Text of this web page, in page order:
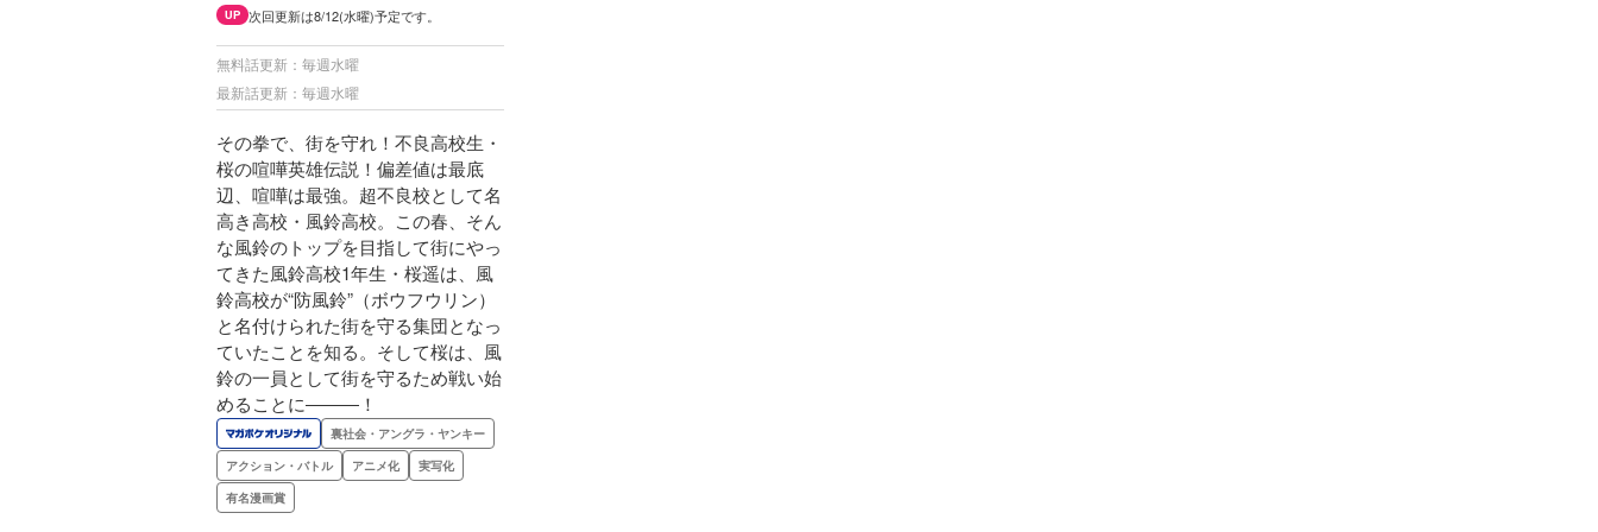
UP 次回更新は8/12(水曜)予定です。
無料話更新：毎週水曜
最新話更新：毎週水曜
その拳で、街を守れ！不良高校生・
桜の喧嘩英雄伝説！偏差値は最底
辺、喧嘩は最強。超不良校として名
高き高校・風鈴高校。この春、そん
な風鈴のトップを目指して街にやっ
てきた風鈴高校1年生・桜遥は、風
鈴高校が“防風鈴”（ボウフウリン）
と名付けられた街を守る集団となっ
ていたことを知る。そして桜は、風
鈴の一員として街を守るため戦い始
めることに―――！
裏社会・アングラ・ヤンキー
アクション・バトル
アニメ化
実写化
有名漫画賞